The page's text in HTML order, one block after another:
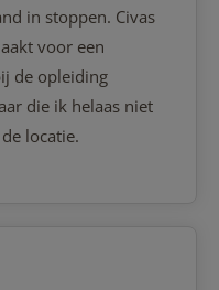
in stoppen. Civas
voor een
de opleiding
die ik helaas niet
locatie.